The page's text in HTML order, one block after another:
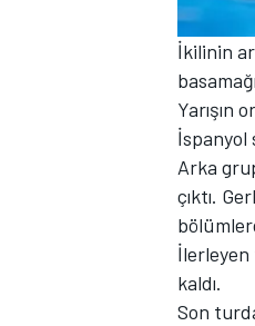
İkilinin
Yarışın
İspanyol
Arka
çıktı.
İlerleyen
kaldı.
Son